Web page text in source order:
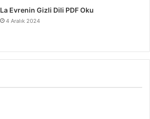
La Evrenin Gizli Dili PDF Oku
4 Aralık 2024